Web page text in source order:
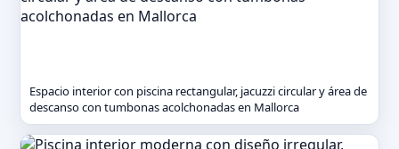
Espacio interior con piscina rectangular, jacuzzi circular y área de
descanso con tumbonas acolchonadas en Mallorca